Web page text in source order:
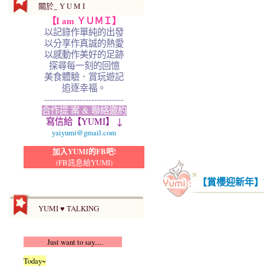
關於_ Y U M I
【I am ＹＵＭＩ】
以記錄作單純的出發
以分享作真誠的熱愛
以感動作美好的足跡
探尋每一刻的回憶
美食體驗．賞玩遊記
追逐幸福。
---------------------------
合作提 案 & 聯絡邀約
寫信給【YUMI】 ↓
yaiyumi@gmail.com
加入YUMI的FB吧!
(FB訊息給YUMI)
YUMI ♥ TALKING
Just want to say.....
Today~
【賞櫻迎新年